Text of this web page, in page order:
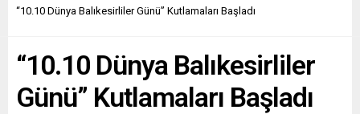
“10.10 Dünya Balıkesirliler Günü” Kutlamaları Başladı
“10.10 Dünya Balıkesirliler
Günü” Kutlamaları Başladı